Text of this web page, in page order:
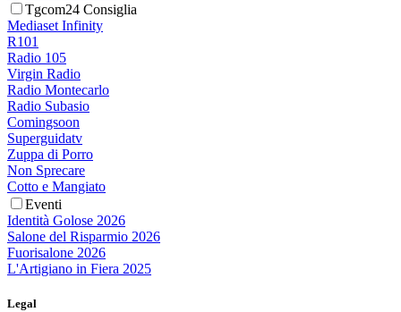
Tgcom24 Consiglia
Mediaset Infinity
R101
Radio 105
Virgin Radio
Radio Montecarlo
Radio Subasio
Comingsoon
Superguidatv
Zuppa di Porro
Non Sprecare
Cotto e Mangiato
Eventi
Identità Golose 2026
Salone del Risparmio 2026
Fuorisalone 2026
L'Artigiano in Fiera 2025
Legal